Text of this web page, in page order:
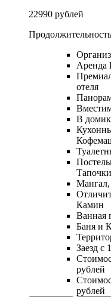
22990 рублей
Продолжительность
Аренда
отеля
В
Тапочки
Камин
Ванная
Баня и
Заезд с
рублей
рублей